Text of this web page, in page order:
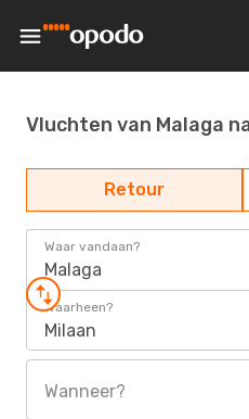
Vluchten van Malaga
Retour
Waar vandaan?
Malaga
Waarheen?
Milaan
Wanneer?